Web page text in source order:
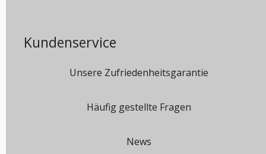
Kundenservice
Unsere Zufriedenheitsgarantie
Häufig gestellte Fragen
News